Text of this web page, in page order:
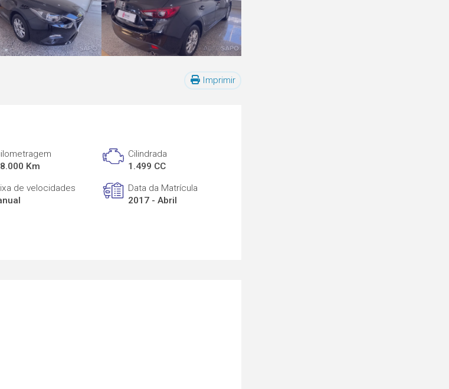
Imprimir
Km
Cilindrada
1.499 CC
de velocidades
Data da Matrícula
2017 - Abril